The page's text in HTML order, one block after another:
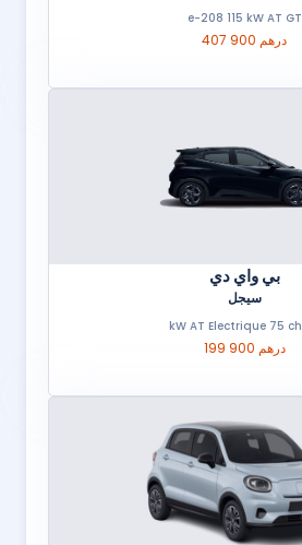
e-208 115 kW AT GT
407 900 درهم
بي واي دي
سيجل
199 900 درهم